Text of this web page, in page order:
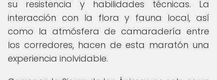
su resistencia y habilidades técnicas. La
interacción con la flora y fauna local, así
como la atmósfera de camaradería entre
los corredores, hacen de esta maratón una
experiencia inolvidable.